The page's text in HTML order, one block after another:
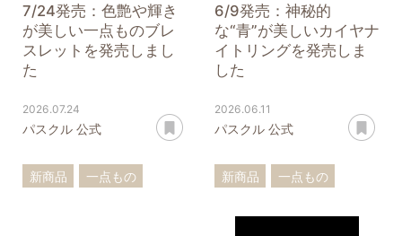
7/24発売：色艶や輝き
が美しい一点ものブレ
スレットを発売しまし
た
2026.07.24
パスクル 公式
あとで読む
新商品
一点もの
6/9発売：神秘的
な“青”が美しいカイヤナ
イトリングを発売しま
した
2026.06.11
パスクル 公式
新商品
一点もの